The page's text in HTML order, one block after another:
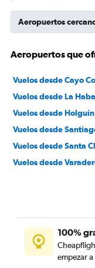
Aeropuertos
Aeropuertos que
Vuelos desde Cayo
Vuelos desde La
Vuelos desde Holguín
Vuelos desde
Vuelos desde Santa
Vuelos desde
100%
empezar